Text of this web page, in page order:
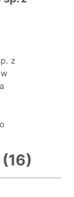
z
(16)